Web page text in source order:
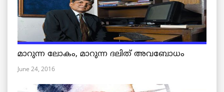
മാറുന്ന ലോകം, മാറുന്ന ദലിത് അവബോധം
June 24, 2016